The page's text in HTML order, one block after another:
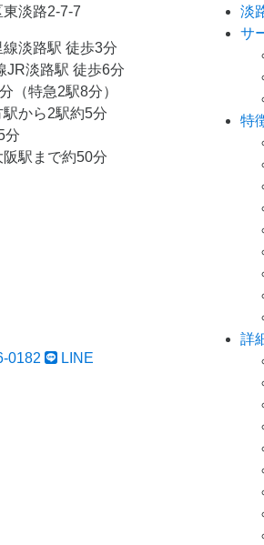
淡路2-7-7
淡路駅 徒歩3分
JR淡路駅 徒歩6分
（特急2駅8分）
駅から2駅約5分
分
阪駅まで約50分
0182 LINE
淡
サ
特
詳